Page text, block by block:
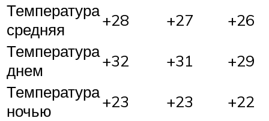
Температура
средняя
+28 +27
+26
Температура
днем
+32 +31
+29
Температура
ночью
+23 +23
+22